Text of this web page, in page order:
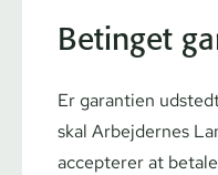
Betinget
Er garantien
skal Arbejdernes
accepterer at